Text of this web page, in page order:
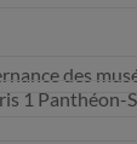
des
1 Panthéon-